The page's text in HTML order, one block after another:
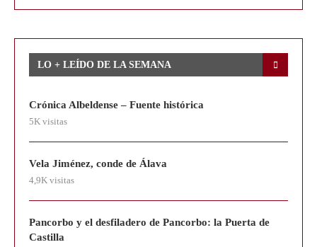
LO + LEÍDO DE LA SEMANA
Crónica Albeldense – Fuente histórica
5K visitas
Vela Jiménez, conde de Álava
4,9K visitas
Pancorbo y el desfiladero de Pancorbo: la Puerta de
Castilla